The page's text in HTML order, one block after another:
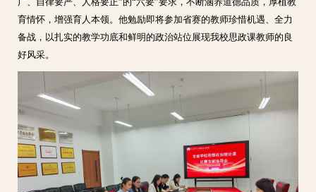
育情怀，增强育人本领。他勉励即将参加省赛的教师珍惜机遇、全力
备战，以扎实的教学功底和鲜明的政治站位展现我校思政课教师的良
好风采。